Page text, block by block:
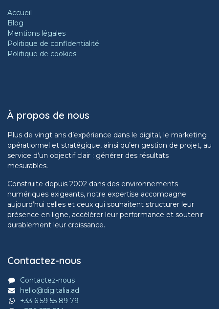
Accueil
Blog
Mentions légales
Politique de confidentialité
Politique de cookies
À propos de nous
Plus de vingt ans d’expérience dans le digital, le marketing
opérationnel et stratégique, ainsi qu’en gestion de projet, au
service d’un objectif clair : générer des résultats
mesurables.
Construite depuis 2002 dans des environnements
numériques exigeants, notre expertise accompagne
aujourd’hui celles et ceux qui souhaitent structurer leur
présence en ligne, accélérer leur performance et soutenir
durablement leur croissance.
Contactez-nous
Contactez-nous
hello@digitalia.ad
+33 6 59 55 89 79